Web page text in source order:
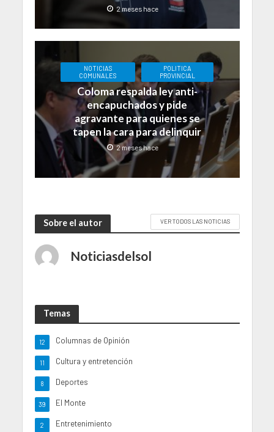
2 meses hace
NOTICIAS
COMUNALES
POLITICA
PROVINCIAL
Coloma respalda ley anti-
encapuchados y pide
agravante para quienes se
tapen la cara para delinquir
2 meses hace
Sobre el autor VER TODOS LAS NOTICIAS
Noticiasdelsol
Temas
Columnas de Opinión
12
Cultura y entretención
11
Deportes
8
El Monte
39
Entretenimiento
2